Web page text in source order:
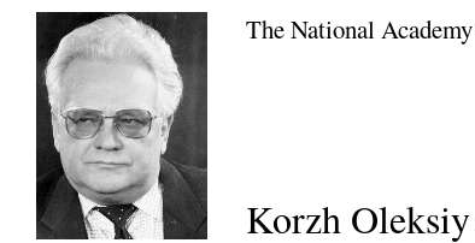
The National
Korzh